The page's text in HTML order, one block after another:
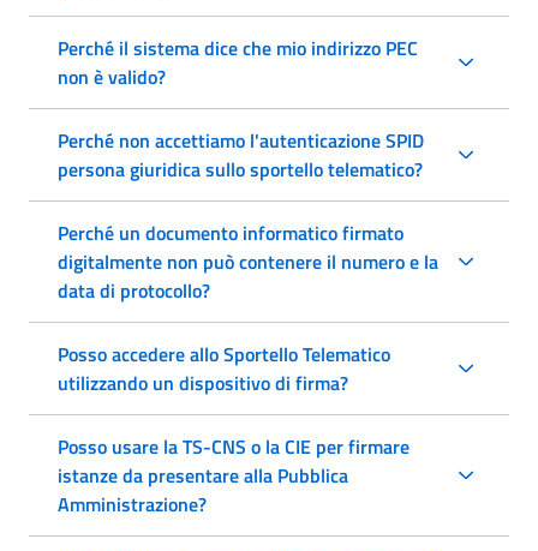
Perché il sistema dice che mio indirizzo PEC
non è valido?
Perché non accettiamo l'autenticazione SPID
persona giuridica sullo sportello telematico?
Perché un documento informatico firmato
digitalmente non può contenere il numero e la
data di protocollo?
Posso accedere allo Sportello Telematico
utilizzando un dispositivo di firma?
Posso usare la TS-CNS o la CIE per firmare
istanze da presentare alla Pubblica
Amministrazione?